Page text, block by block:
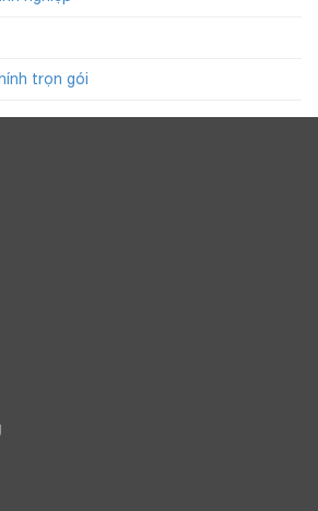
trọn gói